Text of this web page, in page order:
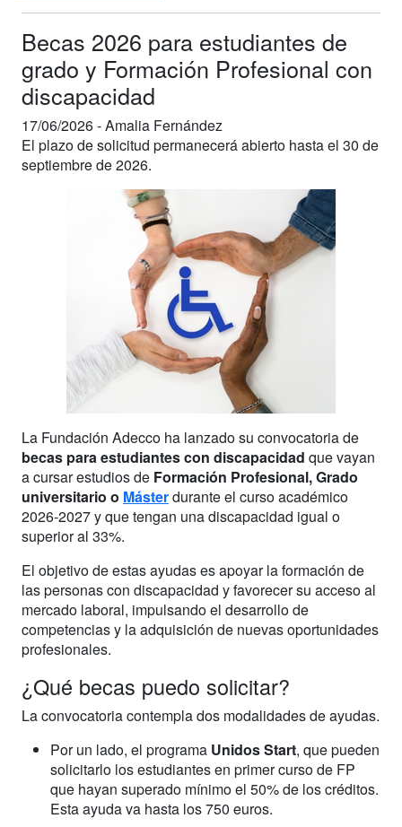
Becas 2026 para estudiantes de
grado y Formación Profesional con
discapacidad
17/06/2026 -Amalia Fernández
El plazo de solicitud permanecerá abierto hasta el 30 de
septiembre de 2026.
La Fundación Adecco ha lanzado su convocatoria de
becas para estudiantes con discapacidad que vayan
a cursar estudios de Formación Profesional, Grado
universitario o Másterdurante el curso académico
2026-2027 y que tengan una discapacidad igual o
superior al 33%.
El objetivo de estas ayudas es apoyar la formación de
las personas con discapacidad y favorecer su acceso al
mercado laboral, impulsando el desarrollo de
competencias y la adquisición de nuevas oportunidades
profesionales.
¿Qué becas puedo solicitar?
La convocatoria contempla dos modalidades de ayudas.
Por un lado, el programa Unidos Start, que pueden
solicitarlo los estudiantes en primer curso de FP
que hayan superado mínimo el 50% de los créditos.
Esta ayuda va hasta los 750 euros.